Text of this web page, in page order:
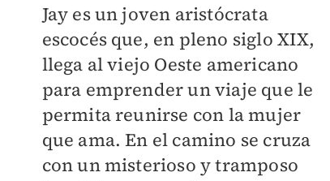
Jay es un joven aristócrata
escocés que, en pleno siglo XIX,
llega al viejo Oeste americano
para emprender un viaje que le
permita reunirse con la mujer
que ama. En el camino se cruza
con un misterioso y tramposo